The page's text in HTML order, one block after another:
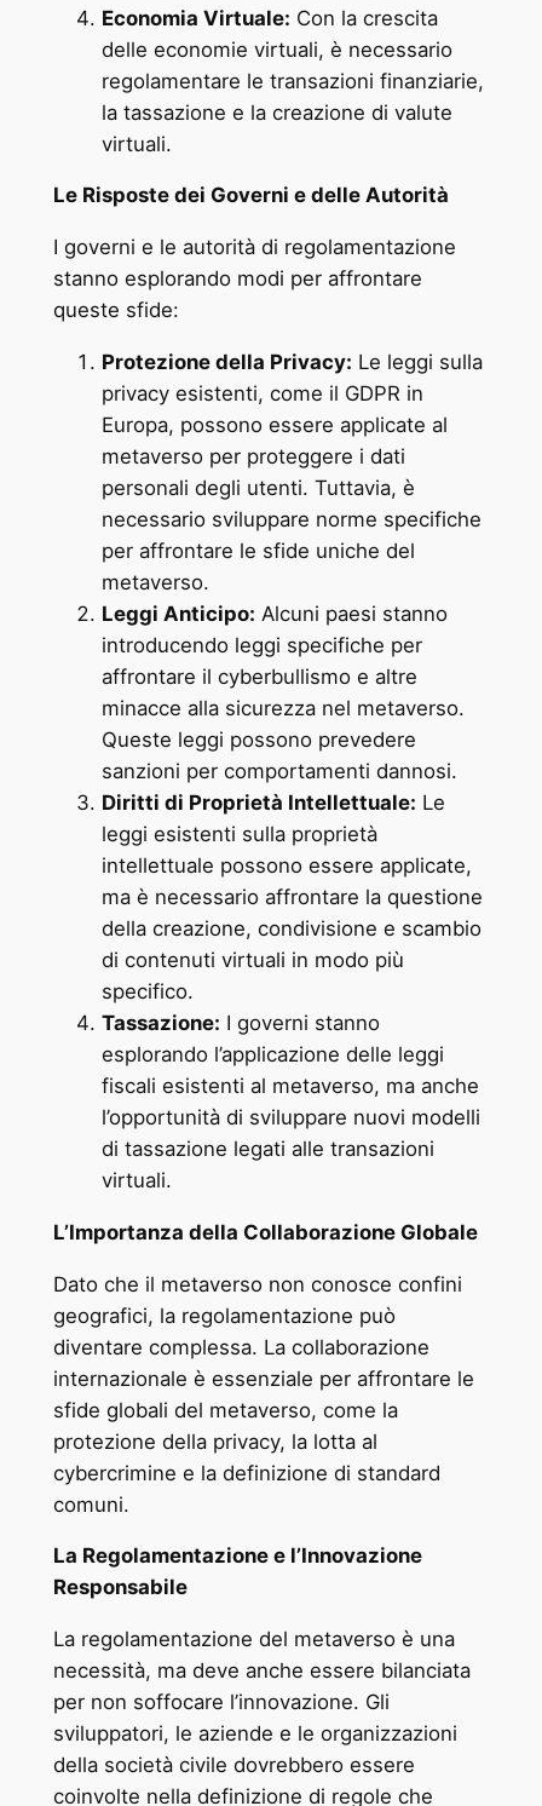
Economia Virtuale: Con la crescita
delle economie virtuali, è necessario
regolamentare le transazioni finanziarie,
la tassazione e la creazione di valute
virtuali.
Le Risposte dei Governi e delle Autorità
I governi e le autorità di regolamentazione
stanno esplorando modi per affrontare
queste sfide:
Protezione della Privacy: Le leggi sulla
privacy esistenti, come il GDPR in
Europa, possono essere applicate al
metaverso per proteggere i dati
personali degli utenti. Tuttavia, è
necessario sviluppare norme specifiche
per affrontare le sfide uniche del
metaverso.
Leggi Anticipo: Alcuni paesi stanno
introducendo leggi specifiche per
affrontare il cyberbullismo e altre
minacce alla sicurezza nel metaverso.
Queste leggi possono prevedere
sanzioni per comportamenti dannosi.
Diritti di Proprietà Intellettuale: Le
leggi esistenti sulla proprietà
intellettuale possono essere applicate,
ma è necessario affrontare la questione
della creazione, condivisione e scambio
di contenuti virtuali in modo più
specifico.
Tassazione: I governi stanno
esplorando l’applicazione delle leggi
fiscali esistenti al metaverso, ma anche
l’opportunità di sviluppare nuovi modelli
di tassazione legati alle transazioni
virtuali.
L’Importanza della Collaborazione Globale
Dato che il metaverso non conosce confini
geografici, la regolamentazione può
diventare complessa. La collaborazione
internazionale è essenziale per affrontare le
sfide globali del metaverso, come la
protezione della privacy, la lotta al
cybercrimine e la definizione di standard
comuni.
La Regolamentazione e l’Innovazione
Responsabile
La regolamentazione del metaverso è una
necessità, ma deve anche essere bilanciata
per non soffocare l’innovazione. Gli
sviluppatori, le aziende e le organizzazioni
della società civile dovrebbero essere
coinvolte nella definizione di regole che